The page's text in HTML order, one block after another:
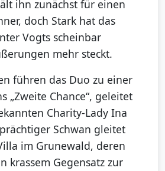
ihn zunächst für einen
doch Stark hat das
Vogts scheinbar
mehr steckt.
führen das Duo zu einer
„Zweite Chance“, geleitet
Charity-Lady Ina
Schwan gleitet
im Grunewald, deren
krassem Gegensatz zur